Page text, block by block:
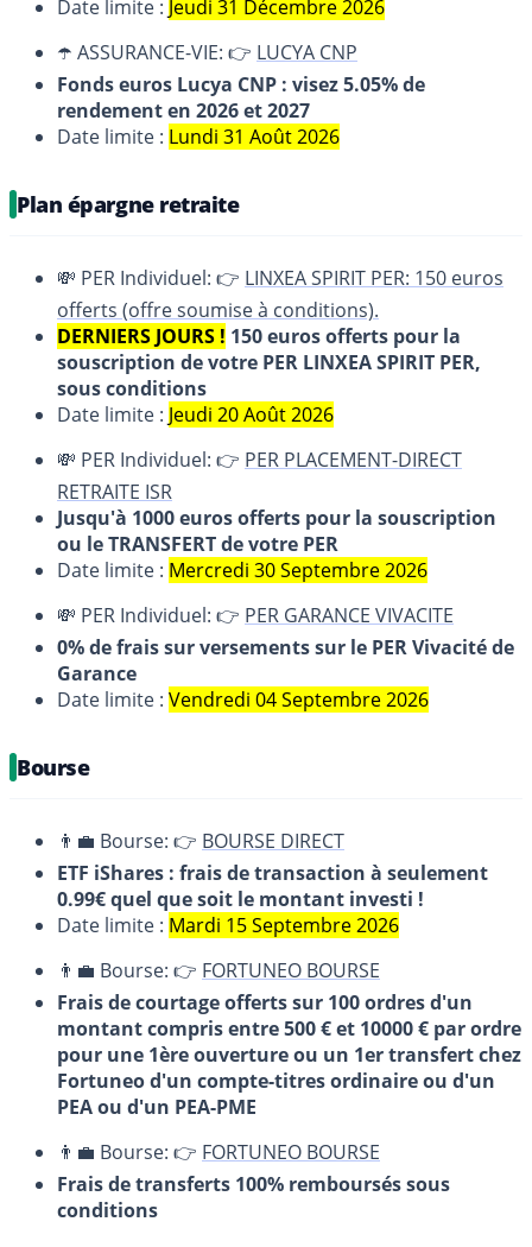
Date limite : Jeudi 31 Décembre 2026
☂️ ASSURANCE-VIE: 👉 LUCYA CNP
Fonds euros Lucya CNP : visez 5.05% de
rendement en 2026 et 2027
Date limite : Lundi 31 Août 2026
Plan épargne retraite
💸 PER Individuel: 👉 LINXEA SPIRIT PER: 150 euros
offerts (offre soumise à conditions).
DERNIERS JOURS ! 150 euros offerts pour la
souscription de votre PER LINXEA SPIRIT PER,
sous conditions
Date limite : Jeudi 20 Août 2026
💸 PER Individuel: 👉 PER PLACEMENT-DIRECT
RETRAITE ISR
Jusqu'à 1000 euros offerts pour la souscription
ou le TRANSFERT de votre PER
Date limite : Mercredi 30 Septembre 2026
💸 PER Individuel: 👉 PER GARANCE VIVACITE
0% de frais sur versements sur le PER Vivacité de
Garance
Date limite : Vendredi 04 Septembre 2026
Bourse
👨‍💼 Bourse: 👉 BOURSE DIRECT
ETF iShares : frais de transaction à seulement
0.99€ quel que soit le montant investi !
Date limite : Mardi 15 Septembre 2026
👨‍💼 Bourse: 👉 FORTUNEO BOURSE
Frais de courtage offerts sur 100 ordres d'un
montant compris entre 500 € et 10000 € par ordre
pour une 1ère ouverture ou un 1er transfert chez
Fortuneo d'un compte-titres ordinaire ou d'un
PEA ou d'un PEA-PME
👨‍💼 Bourse: 👉 FORTUNEO BOURSE
Frais de transferts 100% remboursés sous
conditions